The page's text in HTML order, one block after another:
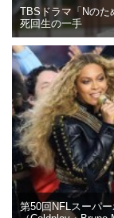
TBSドラマ「Nのた
死回生の一手
第50回NFLスーパ